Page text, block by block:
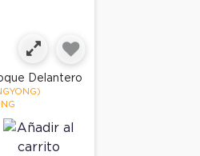
Delantero